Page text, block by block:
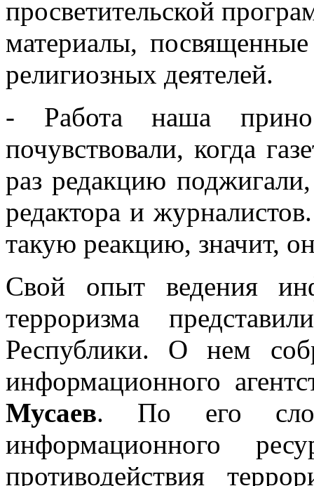
просветительской
материалы,
религиозных деятелей.
- Работа наша
почувствовали, когда
раз редакцию
редактора и
такую реакцию, значит,
Свой опыт ведения
терроризма
Республики. О нем
информационного
Мусаев. По его
информационного
противодействия